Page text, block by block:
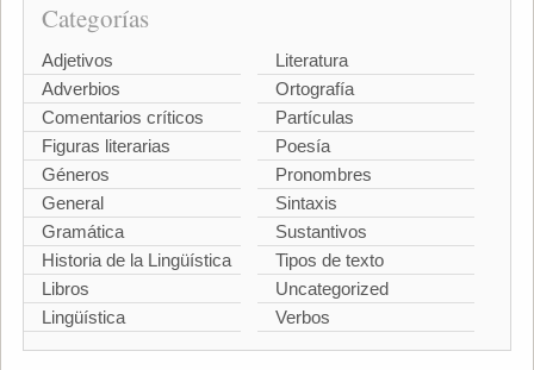
Categorías
Adjetivos
Adverbios
Comentarios críticos
Figuras literarias
Géneros
General
Gramática
Historia de la Lingüística
Libros
Lingüística
Literatura
Ortografía
Partículas
Poesía
Pronombres
Sintaxis
Sustantivos
Tipos de texto
Uncategorized
Verbos